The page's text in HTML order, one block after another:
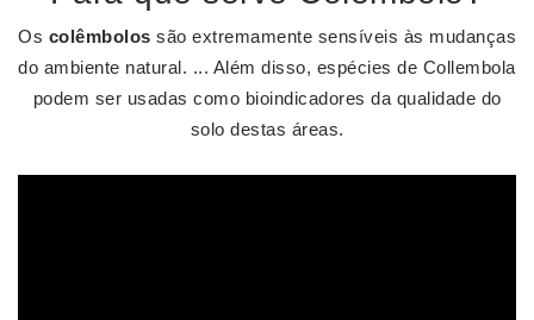
Os colêmbolos são extremamente sensíveis às mudanças
do ambiente natural. ... Além disso, espécies de Collembola
podem ser usadas como bioindicadores da qualidade do
solo destas áreas.